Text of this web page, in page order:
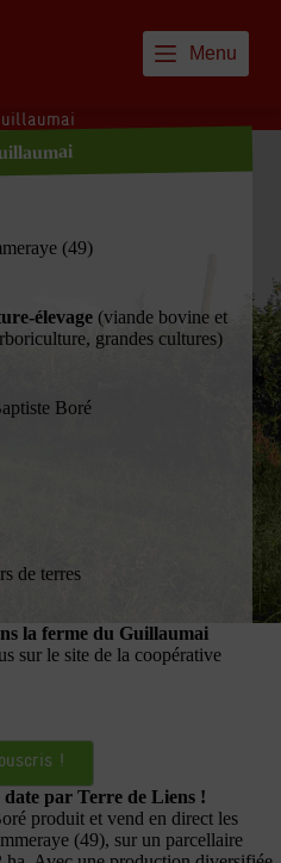
Menu
(49)
élevage (viande bovine et
grandes cultures)
Boré
de terres
la ferme du Guillaumai
sur le site de la coopérative
!
par Terre de Liens !
produit et vend en direct les
(49), sur un parcellaire